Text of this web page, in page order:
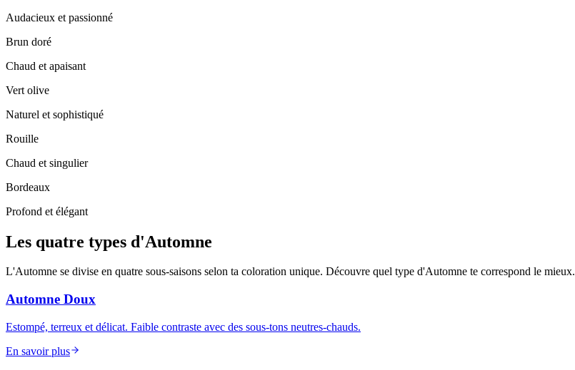
Audacieux et passionné
Brun doré
Chaud et apaisant
Vert olive
Naturel et sophistiqué
Rouille
Chaud et singulier
Bordeaux
Profond et élégant
Les quatre types d'Automne
L'Automne se divise en quatre sous-saisons selon ta coloration unique. Découvre quel type d'Automne te correspond le mieux.
Automne Doux
Estompé, terreux et délicat. Faible contraste avec des sous-tons neutres-chauds.
En savoir plus